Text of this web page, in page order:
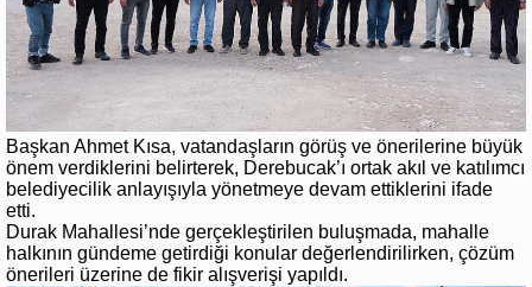
Başkan Ahmet Kısa, vatandaşların görüş ve önerilerine büyük
önem verdiklerini belirterek, Derebucak’ı ortak akıl ve katılımcı
belediyecilik anlayışıyla yönetmeye devam ettiklerini ifade
etti.
Durak Mahallesi’nde gerçekleştirilen buluşmada, mahalle
halkının gündeme getirdiği konular değerlendirilirken, çözüm
önerileri üzerine de fikir alışverişi yapıldı.